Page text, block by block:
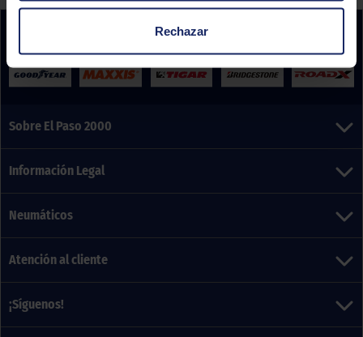
Rechazar
Sobre El Paso 2000
Información Legal
Neumáticos
Atención al cliente
¡Síguenos!